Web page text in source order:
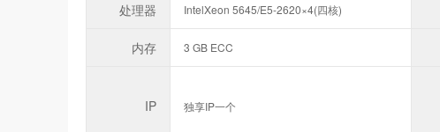
处理器 IntelXeon 5645/E5-2620×4(四核)
内存 3 GB ECC
IP 独享IP一个